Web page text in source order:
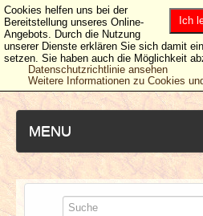
MENU
NEUESTE ARTIKEL
Ich
Cookies helfen uns bei der
Bereitstellung unseres Online-
Angebots. Durch die Nutzung
unserer Dienste erklären Sie sich damit
setzen. Sie haben auch die Möglichkeit
Datenschutzrichtlinie ansehen
Weitere Informationen zu Cookies